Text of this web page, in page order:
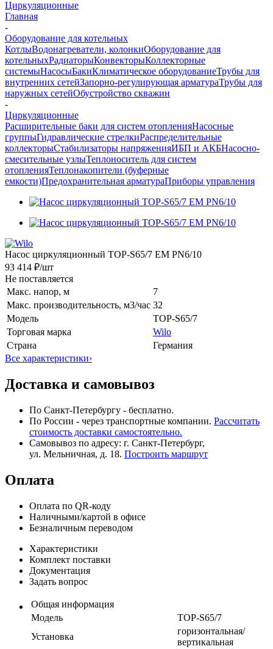
Циркуляционные
Главная
-
Оборудование для котельных
КотлыВодонагреватели, колонкиОборудование для
котельныхРадиаторыКонвекторыКоллекторные
системыНасосыБакиКлиматическое оборудованиеТрубы для
внутренних сетейЗапорно-регулирующая арматураТрубы для
наружных сетейОбустройство скважин
-
Циркуляционные
Расширительные баки для систем отопленияНасосные
группыГидравлические стрелкиРаспределительные
коллекторыСтабилизаторы напряженияИБП и АКБНасосно-
смесительные узлыТеплоноситель для систем
отопленияТеплонакопители (буферные
емкости)Предохранительная арматураПриборы управления
Насос циркуляционный TOP-S65/7 EM PN6/10
93 414 ₽/шт
Не поставляется
Макс. напор, м
7
Макс. производительность, м3/час 32
Модель
TOP-S65/7
Торговая марка
Wilo
Страна
Германия
Все характеристики›
Доставка и самовывоз
По Санкт-Петербургу - бесплатно.
По России - через транспортные компании. Рассчитать
стоимость доставки самостоятельно.
Самовывоз по адресу: г. Санкт-Петербург,
ул. Мельничная, д. 18. Построить маршрут
Оплата
Оплата по QR-коду
Наличными/картой в офисе
Безналичным переводом
Характеристики
Комплект поставки
Документация
Задать вопрос
Общая информация
Модель
TOP-S65/7
Установка
горизонтальная/
вертикальная